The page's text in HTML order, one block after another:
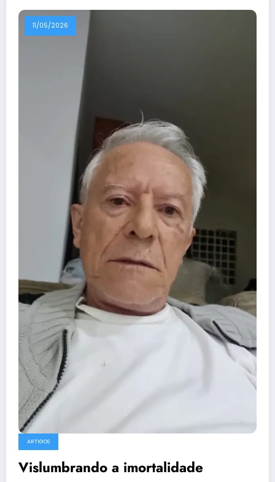
11/05/2026
ARTIGOS
Vislumbrando a imortalidade